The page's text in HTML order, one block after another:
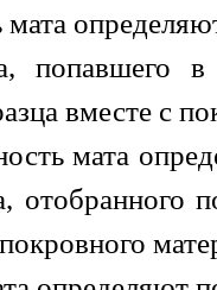
попавшего
вместе с
мата
отобранного